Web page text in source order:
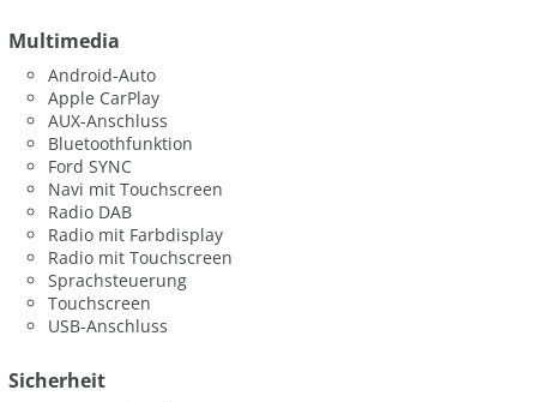
Multimedia
Android-Auto
Apple CarPlay
AUX-Anschluss
Bluetoothfunktion
Ford SYNC
Navi mit Touchscreen
Radio DAB
Radio mit Farbdisplay
Radio mit Touchscreen
Sprachsteuerung
Touchscreen
USB-Anschluss
Sicherheit